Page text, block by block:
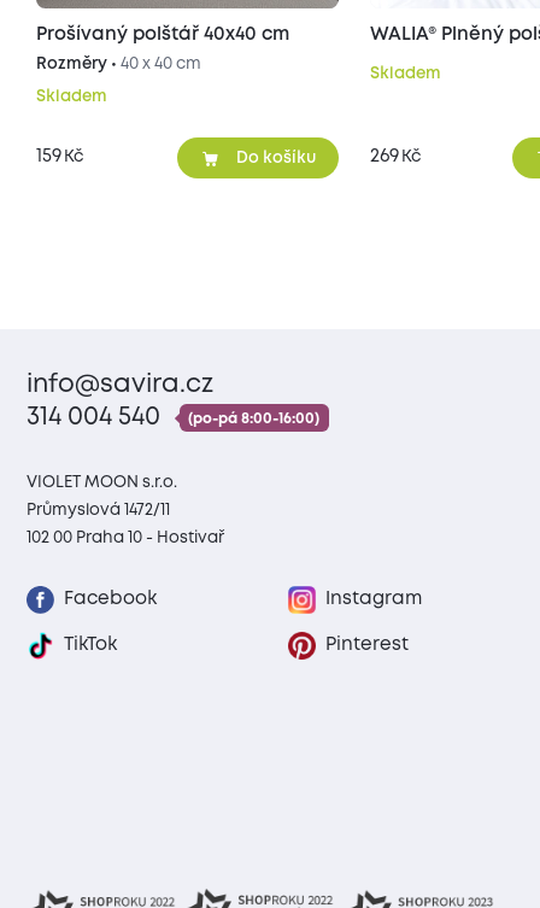
Prošívaný polštář 40x40 cm
Rozměry • 40 x 40 cm
Skladem
159 Kč Do košíku
WALIA® Plněný
Skladem
269 Kč
info@savira.cz
314 004 540
(po-pá 8:00-16:00)
VIOLET MOON s.r.o.
Průmyslová 1472/11
102 00 Praha 10 - Hostivař
Facebook Instagram
TikTok Pinterest